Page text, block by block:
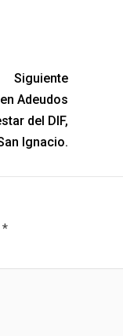
Siguiente
Adeudos
del DIF,
Ignacio.
*